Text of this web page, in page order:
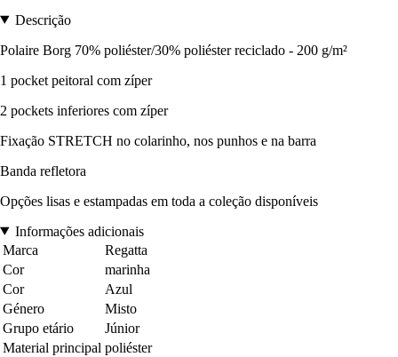
Descrição
Polaire Borg 70% poliéster/30% poliéster reciclado - 200 g/m²
1 pocket peitoral com zíper
2 pockets inferiores com zíper
Fixação STRETCH no colarinho, nos punhos e na barra
Banda refletora
Opções lisas e estampadas em toda a coleção disponíveis
Informações adicionais
Marca
Regatta
Cor
marinha
Cor
Azul
Género
Misto
Grupo etário
Júnior
Material principal poliéster